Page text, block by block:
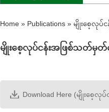
Home » Publications » မျိုးစေ့လုပ်
မျိုးစေ့လုပ်ငန်းအဖြစ်သတ်မှတ်
Download Here (မျိုးစေ့